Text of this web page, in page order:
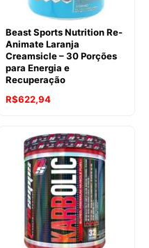
Beast Sports Nutrition Re-
Animate Laranja
Creamsicle – 30 Porções
para Energia e
Recuperação
R$622,94